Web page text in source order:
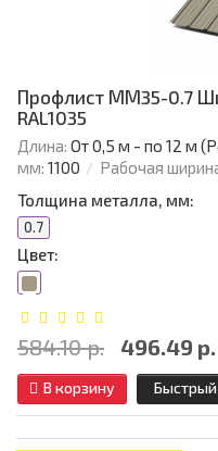
Профлист ММ35-0.7
RAL1035
Длина: От 0,5 м - по 12 м
мм: 1100 Рабочая
Толщина металла, мм:
0.7
Цвет:
584.10 р. 496.49 р.
В корзину Быстрый